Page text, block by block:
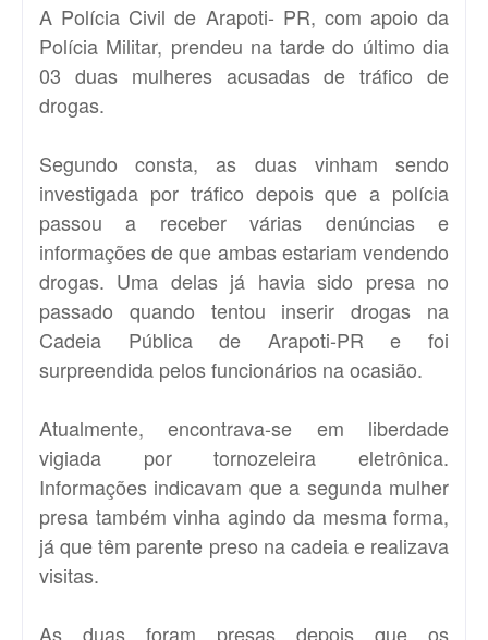
A Polícia Civil de Arapoti- PR, com apoio da
Polícia Militar, prendeu na tarde do último dia
03 duas mulheres acusadas de tráfico de
drogas.
Segundo consta, as duas vinham sendo
investigada por tráfico depois que a polícia
passou a receber várias denúncias e
informações de que ambas estariam vendendo
drogas. Uma delas já havia sido presa no
passado quando tentou inserir drogas na
Cadeia Pública de Arapoti-PR e foi
surpreendida pelos funcionários na ocasião.
Atualmente, encontrava-se em liberdade
vigiada por tornozeleira eletrônica.
Informações indicavam que a segunda mulher
presa também vinha agindo da mesma forma,
já que têm parente preso na cadeia e realizava
visitas.
As duas foram presas depois que os